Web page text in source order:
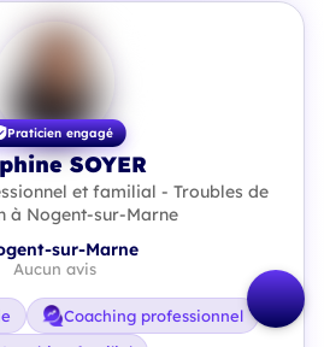
Praticien engagé
SOYER
et familial - Troubles de
à Nogent-sur-Marne
sur-Marne
Aucun avis
Coaching professionnel